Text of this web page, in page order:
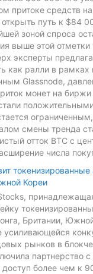
притоке средств
путь к $84
зоной спроса
выше этой
эксперты
как ралли в
Glassnode,
монет на биржи
смены тренда
отток BTC с
числа
токенизированные
Кореи
Британии,
усиливающейся
рынков в
партнерство с
доступ более чем к